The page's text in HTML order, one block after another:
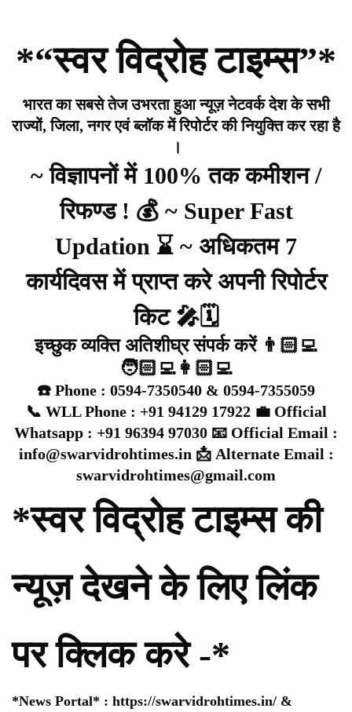
*“स्वर विद्रोह टाइम्स”*
भारत का सबसे तेज उभरता हुआ न्यूज़ नेटवर्क देश के सभी
राज्यों, जिला, नगर एवं ब्लॉक में रिपोर्टर की नियुक्ति कर रहा है
।
~ विज्ञापनों में 100% तक कमीशन /
रिफण्ड ! 💰 ~ Super Fast
Updation ⌛ ~ अधिकतम 7
कार्यदिवस में प्राप्त करे अपनी रिपोर्टर
किट 🎤🗓️
इच्छुक व्यक्ति अतिशीघ्र संपर्क करें 👨🏻‍💻
🧑🏻‍💻👩🏻‍💻
☎️ Phone : 0594-7350540 & 0594-7355059
📞 WLL Phone : +91 94129 17922 💼 Official
Whatsapp : +91 96394 97030 📧 Official Email :
info@swarvidrohtimes.in 📩 Alternate Email :
swarvidrohtimes@gmail.com
*स्वर विद्रोह टाइम्स की
न्यूज़ देखने के लिए लिंक
पर क्लिक करे -*
*News Portal* : https://swarvidrohtimes.in/ &